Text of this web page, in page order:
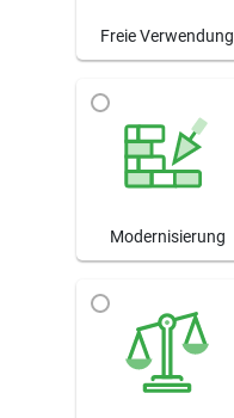
Freie Verwendung
Modernisierung